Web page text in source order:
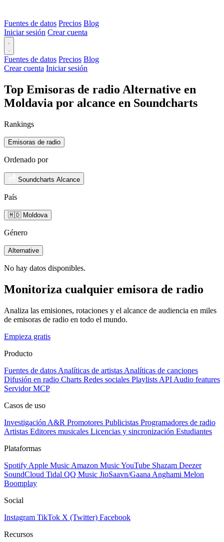
Fuentes de datos Precios Blog
Iniciar sesión Crear cuenta
Fuentes de datos Precios Blog
Crear cuenta Iniciar sesión
Top Emisoras de radio Alternative en
Moldavia por alcance en Soundcharts
Rankings
Emisoras de radio
Ordenado por
Soundcharts Alcance
País
🇲🇩 Moldova
Género
Alternative
No hay datos disponibles.
Monitoriza cualquier emisora de radio
Analiza las emisiones, rotaciones y el alcance de audiencia en miles
de emisoras de radio en todo el mundo.
Empieza gratis
Producto
Fuentes de datos Analíticas de artistas Analíticas de canciones
Difusión en radio Charts Redes sociales Playlists API Audio features
Servidor MCP
Casos de uso
Investigación A&R Promotores Publicistas Programadores de radio
Artistas Editores musicales Licencias y sincronización Estudiantes
Plataformas
Spotify Apple Music Amazon MusicYouTube Shazam Deezer
SoundCloud Tidal QQ Music JioSaavn/Gaana Anghami Melon
Boomplay
Social
Instagram TikTok X (Twitter) Facebook
Recursos